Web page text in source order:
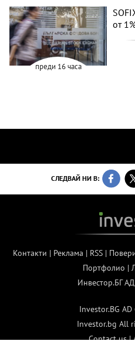
преди 16 часа
от
СЛЕДВАЙ НИ В:
Контакти | Реклама | RSS|
Портфолио |
Инвестор.БГ
Investor.BG
Investor.bg All
Contact us|